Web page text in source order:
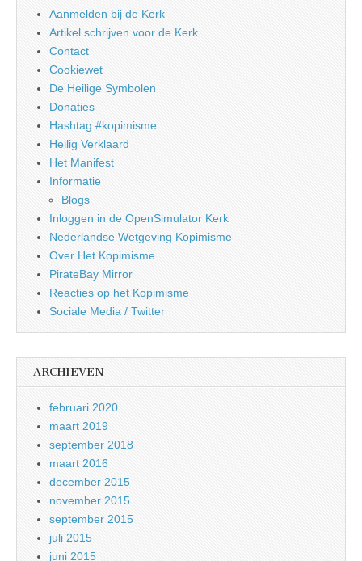
Aanmelden bij de Kerk
Artikel schrijven voor de Kerk
Contact
Cookiewet
De Heilige Symbolen
Donaties
Hashtag #kopimisme
Heilig Verklaard
Het Manifest
Informatie
Blogs
Inloggen in de OpenSimulator Kerk
Nederlandse Wetgeving Kopimisme
Over Het Kopimisme
PirateBay Mirror
Reacties op het Kopimisme
Sociale Media / Twitter
ARCHIEVEN
februari 2020
maart 2019
september 2018
maart 2016
december 2015
november 2015
september 2015
juli 2015
juni 2015